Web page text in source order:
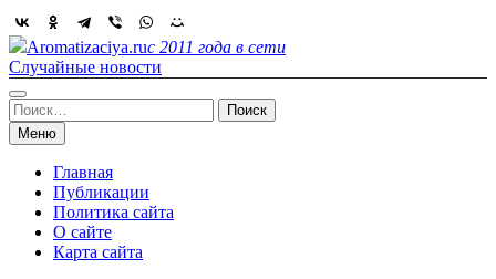
Skip
to
content
Aromatizaciya.ruс 2011 года в сети
Случайные новости
Найти:
Меню
Главная
Публикации
Политика сайта
О сайте
Карта сайта